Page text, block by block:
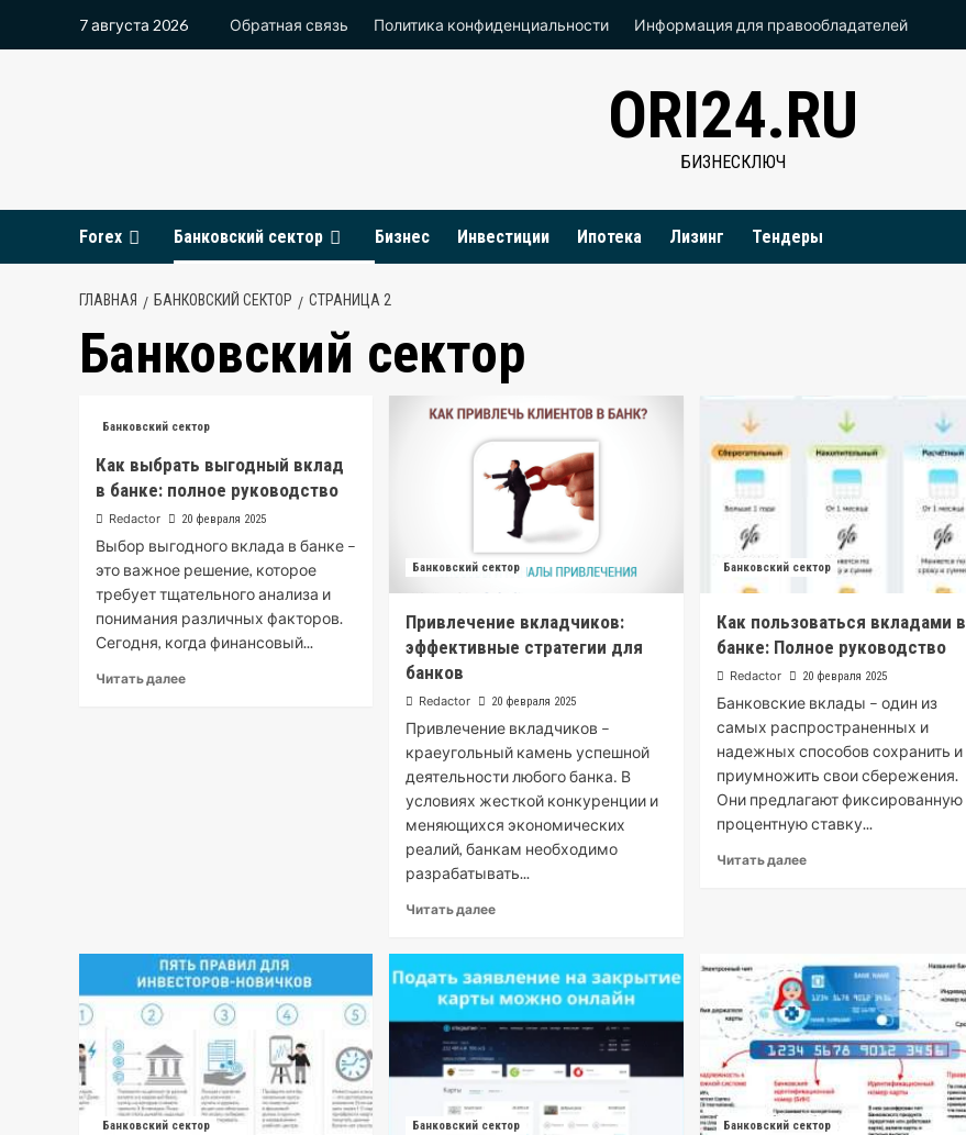
7 августа 2026 Обратная связь Политика конфиденциальности Информация для правообладателей
ORI24.RU
БИЗНЕСКЛЮЧ
Forex Банковский сектор Бизнес Инвестиции Ипотека Лизинг Тендеры
ГЛАВНАЯ БАНКОВСКИЙ СЕКТОР СТРАНИЦА 2
Банковский сектор
Банковский сектор
Как выбрать выгодный вклад
в банке: полное руководство
Redactor 20 февраля 2025
Выбор выгодного вклада в банке –
это важное решение, которое
требует тщательного анализа и
понимания различных факторов.
Сегодня, когда финансовый...
Читать далее
Банковский сектор
Привлечение вкладчиков:
эффективные стратегии для
банков
Redactor 20 февраля 2025
Привлечение вкладчиков –
краеугольный камень успешной
деятельности любого банка․ В
условиях жесткой конкуренции и
меняющихся экономических
реалий, банкам необходимо
разрабатывать...
Читать далее
Банковский сектор
Как пользоваться вкладами в
банке: Полное руководство
Redactor 20 февраля 2025
Банковские вклады – один из
самых распространенных и
надежных способов сохранить и
приумножить свои сбережения.
Они предлагают фиксированную
процентную ставку...
Читать далее
Банковский сектор Банковский сектор Банковский сектор